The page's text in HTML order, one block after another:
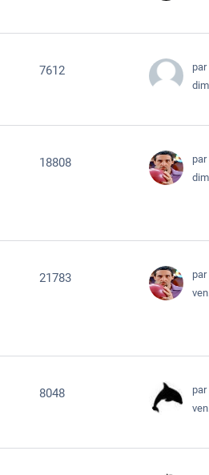
7612 par
18808 par
21783 par
8048 par